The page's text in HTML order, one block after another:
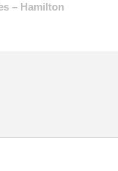
– Hamilton